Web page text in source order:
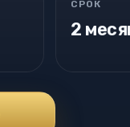
2
СРОК